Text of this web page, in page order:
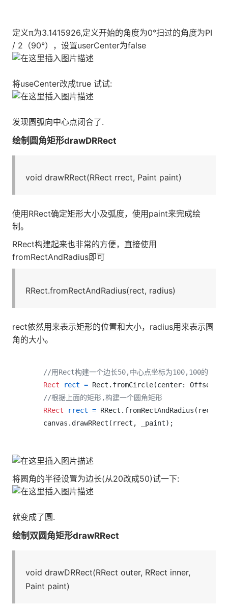
定义π为3.1415926,定义开始的角度为0°扫过的角度为PI
/ 2（90°），设置userCenter为false
将useCenter改成true 试试:
发现圆弧向中心点闭合了.
绘制圆角矩形drawDRRect
void drawRRect(RRect rrect, Paint paint)
使用RRect确定矩形大小及弧度，使用paint来完成绘
制。
RRect构建起来也非常的方便，直接使用
fromRectAndRadius即可
RRect.fromRectAndRadius(rect, radius)
rect依然用来表示矩形的位置和大小，radius用来表示圆
角的大小。
//用Rect构建一个边长50,中心点坐标为100,100的矩形
Rect
rect = Rect.fromCircle(center: Offset(
//根据上面的矩形,构建一个圆角矩形
RRect
rrect = RRect.fromRectAndRadius(rect,
将圆角的半径设置为边长(从20改成50)试一下:
就变成了圆.
绘制双圆角矩形drawRRect
void drawDRRect(RRect outer, RRect inner,
Paint paint)